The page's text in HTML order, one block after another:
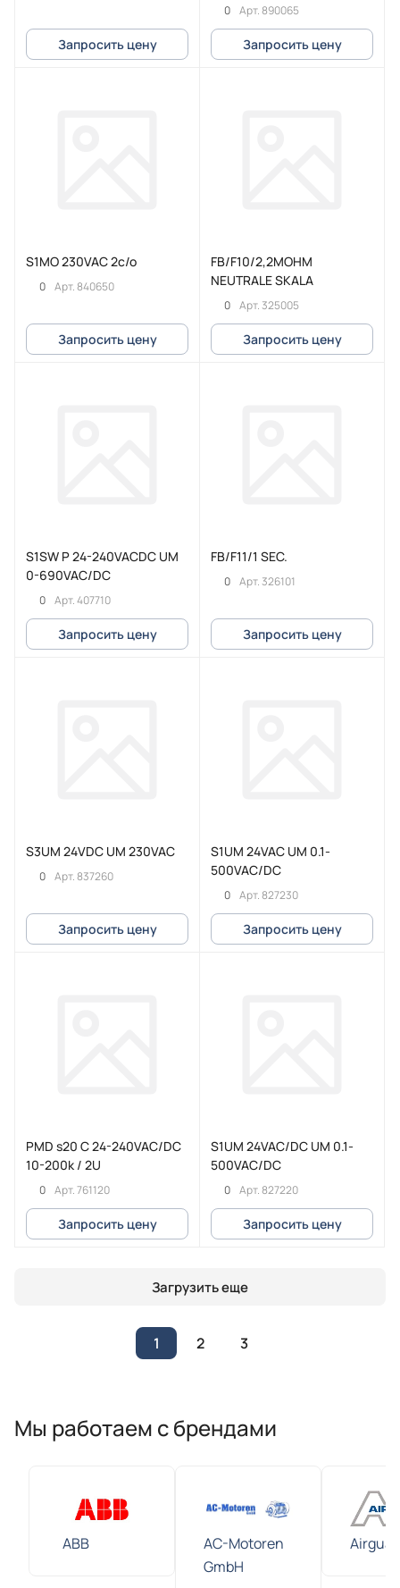
Запросить цену
0 Арт.890065
Запросить цену
S1MO 230VAC 2c/o
0 Арт.840650
Запросить цену
FB/F10/2,2MOHM
NEUTRALE SKALA
0 Арт.325005
Запросить цену
S1SW P 24-240VACDC UM
0-690VAC/DC
0 Арт.407710
Запросить цену
FB/F11/1 SEC.
0 Арт.326101
Запросить цену
S3UM 24VDC UM 230VAC
0 Арт.837260
Запросить цену
S1UM 24VAC UM 0.1-
500VAC/DC
0 Арт.827230
Запросить цену
PMD s20 C 24-240VAC/DC
10-200k / 2U
0 Арт.761120
Запросить цену
S1UM 24VAC/DC UM 0.1-
500VAC/DC
0 Арт.827220
Запросить цену
Загрузить еще
1 2 3
Мы работаем с брендами
ABB
AC-Motoren
GmbH